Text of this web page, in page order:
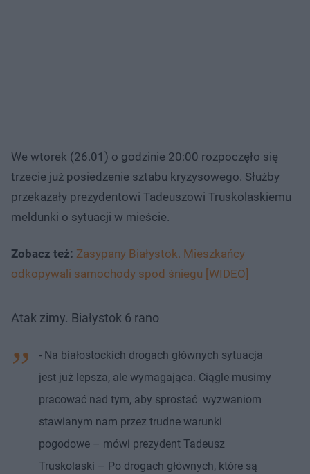
We wtorek (26.01) o godzinie 20:00 rozpoczęło się
trzecie już posiedzenie sztabu kryzysowego. Służby
przekazały prezydentowi Tadeuszowi Truskolaskiemu
meldunki o sytuacji w mieście.
Zobacz też: Zasypany Białystok. Mieszkańcy
odkopywali samochody spod śniegu [WIDEO]
Atak zimy. Białystok 6 rano
- Na białostockich drogach głównych sytuacja
jest już lepsza, ale wymagająca. Ciągle musimy
pracować nad tym, aby sprostać wyzwaniom
stawianym nam przez trudne warunki
pogodowe – mówi prezydent Tadeusz
Truskolaski – Po drogach głównych, które są